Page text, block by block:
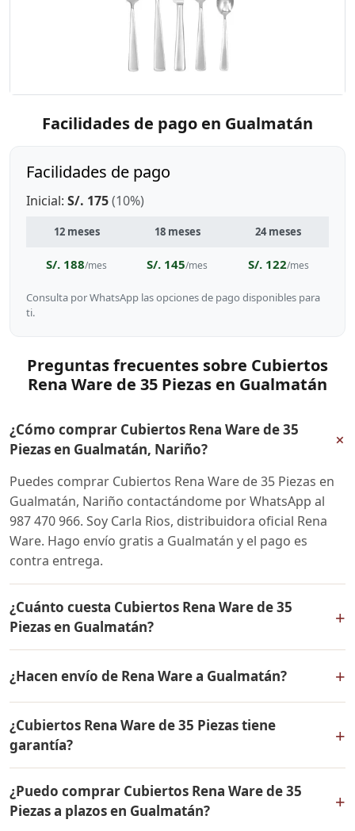
Facilidades de pago en Gualmatán
Facilidades de pago
Inicial: S/. 175(10%)
12 meses 18 meses 24 meses
S/. 188/mes S/. 145/mes S/. 122/mes
Consulta por WhatsApp las opciones de pago disponibles para
ti.
Preguntas frecuentes sobre Cubiertos
Rena Ware de 35 Piezas en Gualmatán
¿Cómo comprar Cubiertos Rena Ware de 35
Piezas en Gualmatán, Nariño?
+
Puedes comprar Cubiertos Rena Ware de 35 Piezas en
Gualmatán, Nariño contactándome por WhatsApp al
987 470 966. Soy Carla Rios, distribuidora oficial Rena
Ware. Hago envío gratis a Gualmatán y el pago es
contra entrega.
¿Cuánto cuesta Cubiertos Rena Ware de 35
Piezas en Gualmatán?
+
mismo en todo Colombia. Contáctame por WhatsApp
para conocer el precio actual, promociones disponibles
y facilidades de pago en cuotas desde el 10% de inicial.
¿Hacen envío de Rena Ware a Gualmatán? +
Piezas a Gualmatán, Nariño y a todo Colombia. El pago
es contra entrega.
¿Cubiertos Rena Ware de 35 Piezas tiene
garantía?
+
por vida contra defectos de fabricación. Todos los
productos Rena Ware están fabricados en acero
¿Puedo comprar Cubiertos Rena Ware de 35
Piezas a plazos en Gualmatán?
+